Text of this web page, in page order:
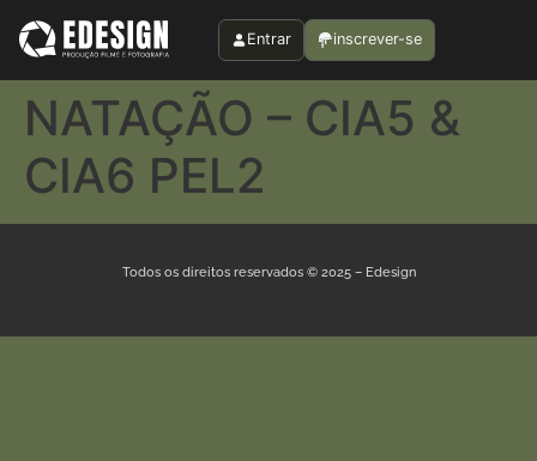
Entrar inscrever-se
NATAÇÃO – CIA5 &
CIA6 PEL2
Todos os direitos reservados © 2025 – Edesign